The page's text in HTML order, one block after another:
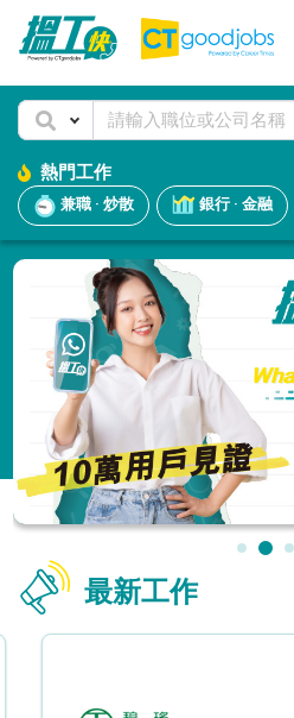
熱門工作
兼職 · 炒散 銀行 · 金融
最新工作